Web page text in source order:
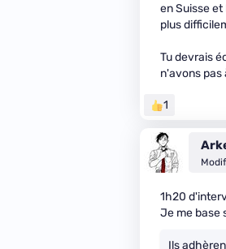
en Suisse et
plus
Tu devrais
n'avons pas
1
1h20
Je me base
Ils